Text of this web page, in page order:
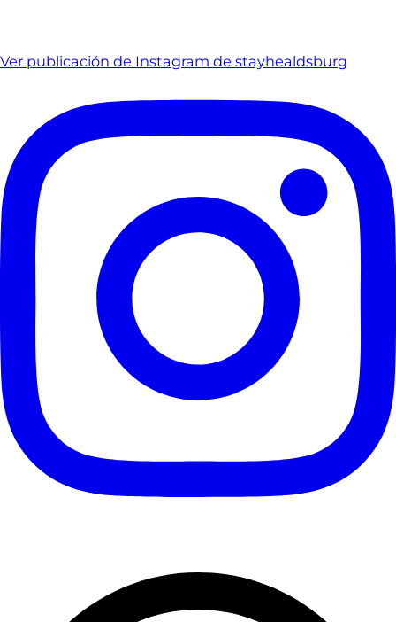
Ver publicación de Instagram de stayhealdsburg